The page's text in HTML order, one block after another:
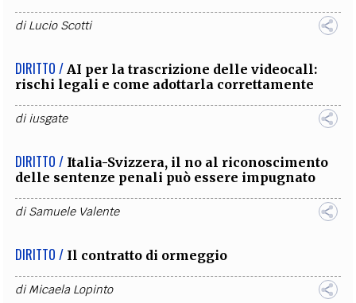
diLucio Scotti
DIRITTO / AI per la trascrizione delle videocall:
rischi legali e come adottarla correttamente
diiusgate
DIRITTO / Italia-Svizzera, il no al riconoscimento
delle sentenze penali può essere impugnato
diSamuele Valente
DIRITTO / Il contratto di ormeggio
diMicaela Lopinto